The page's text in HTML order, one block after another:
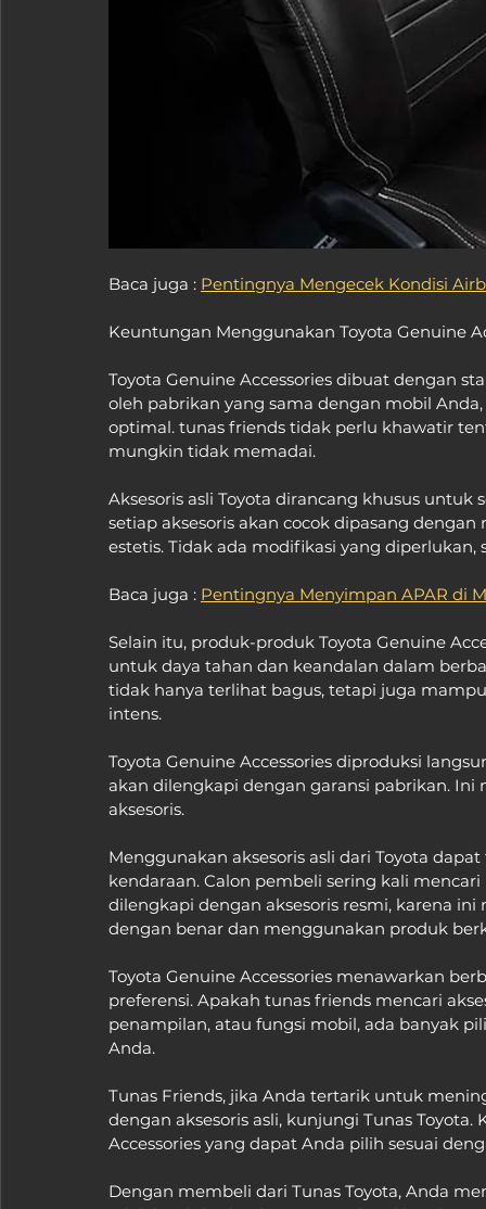
Baca juga : Pentingnya Mengecek Kondisi
Keuntungan Menggunakan Toyota Genuine
Toyota Genuine Accessories dibuat dengan
oleh pabrikan yang sama dengan mobil
optimal. tunas friends tidak perlu khawatir
mungkin tidak memadai.
Aksesoris asli Toyota dirancang khusus
setiap aksesoris akan cocok dipasang
estetis. Tidak ada modifikasi yang
Baca juga : Pentingnya Menyimpan APAR di
Selain itu, produk-produk Toyota Genuine
untuk daya tahan dan keandalan dalam
tidak hanya terlihat bagus, tetapi juga
intens.
Toyota Genuine Accessories diproduksi
akan dilengkapi dengan garansi pabrikan.
aksesoris.
Menggunakan aksesoris asli dari Toyota
kendaraan. Calon pembeli sering kali
dilengkapi dengan aksesoris resmi, karena
dengan benar dan menggunakan produk
Toyota Genuine Accessories menawarkan
preferensi. Apakah tunas friends mencari
penampilan, atau fungsi mobil, ada banyak
Anda.
Tunas Friends, jika Anda tertarik untuk
dengan aksesoris asli, kunjungi Tunas
Accessories yang dapat Anda pilih sesuai
Dengan membeli dari Tunas Toyota, Anda